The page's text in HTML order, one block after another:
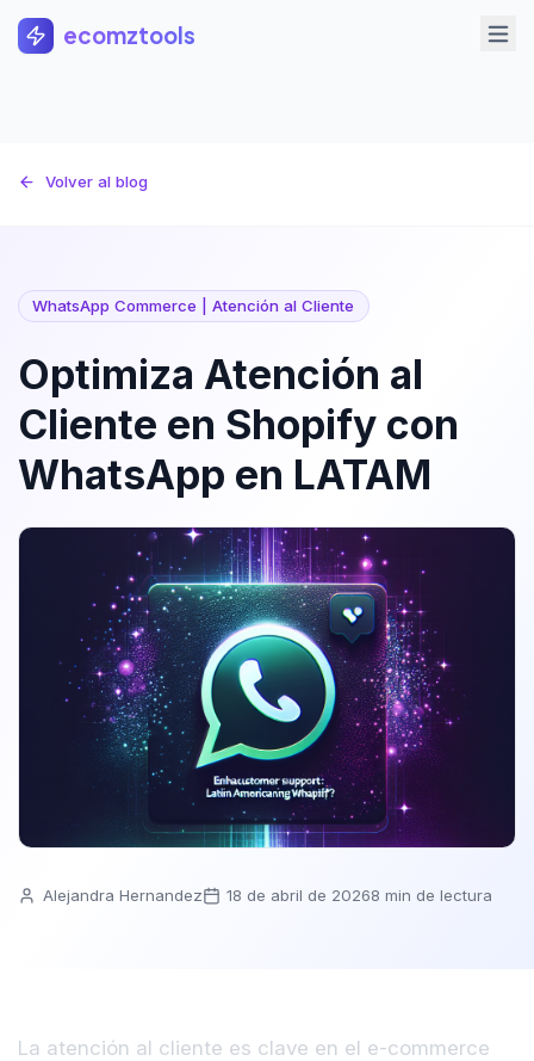
Saltar al contenido principal
ecomztools
Volver al blog
WhatsApp Commerce | Atención al Cliente
Optimiza Atención al
Cliente en Shopify con
WhatsApp en LATAM
Alejandra Hernandez 18 de abril de 20268 min de lectura
La atención al cliente es clave en el e-commerce